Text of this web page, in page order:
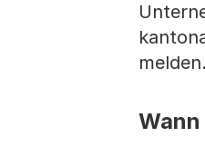
melden.